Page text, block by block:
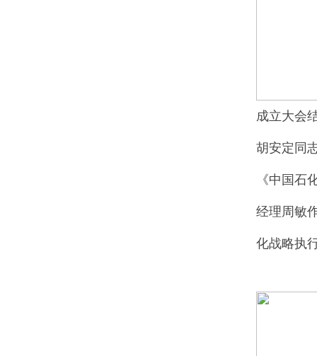
成立大会
胡安定同
《中国石
经理周敏
化战略执